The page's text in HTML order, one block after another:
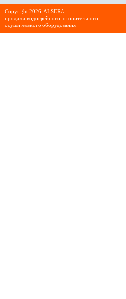
Сopyright 2026, ALSERA:
продажа водогрейного, отопительного,
осушительного оборудования